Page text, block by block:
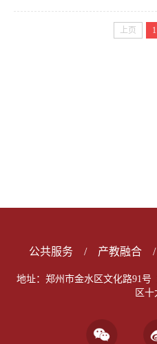
上页 1
公共服务 / 产教融合 /
地址：郑州市金水区文化路91
区十